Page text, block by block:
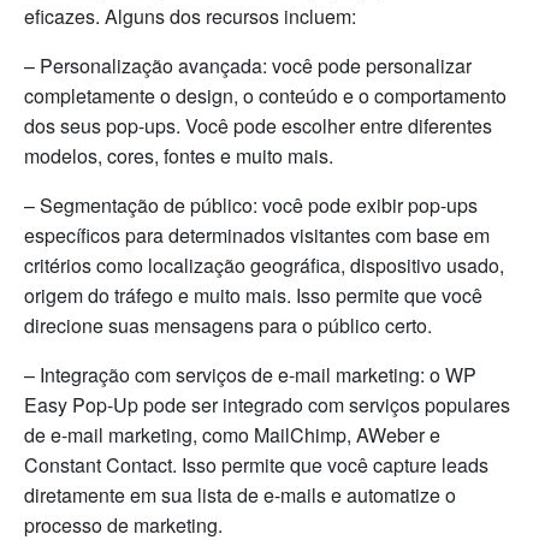
eficazes. Alguns dos recursos incluem:
– Personalização avançada: você pode personalizar
completamente o design, o conteúdo e o comportamento
dos seus pop-ups. Você pode escolher entre diferentes
modelos, cores, fontes e muito mais.
– Segmentação de público: você pode exibir pop-ups
específicos para determinados visitantes com base em
critérios como localização geográfica, dispositivo usado,
origem do tráfego e muito mais. Isso permite que você
direcione suas mensagens para o público certo.
– Integração com serviços de e-mail marketing: o WP
Easy Pop-Up pode ser integrado com serviços populares
de e-mail marketing, como MailChimp, AWeber e
Constant Contact. Isso permite que você capture leads
diretamente em sua lista de e-mails e automatize o
processo de marketing.